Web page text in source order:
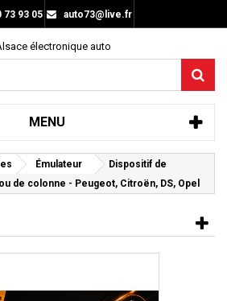
73 93 05 auto73@live.fr
MENU
Émulateur
Dispositif de
de colonne - Peugeot, Citroën, DS, Opel